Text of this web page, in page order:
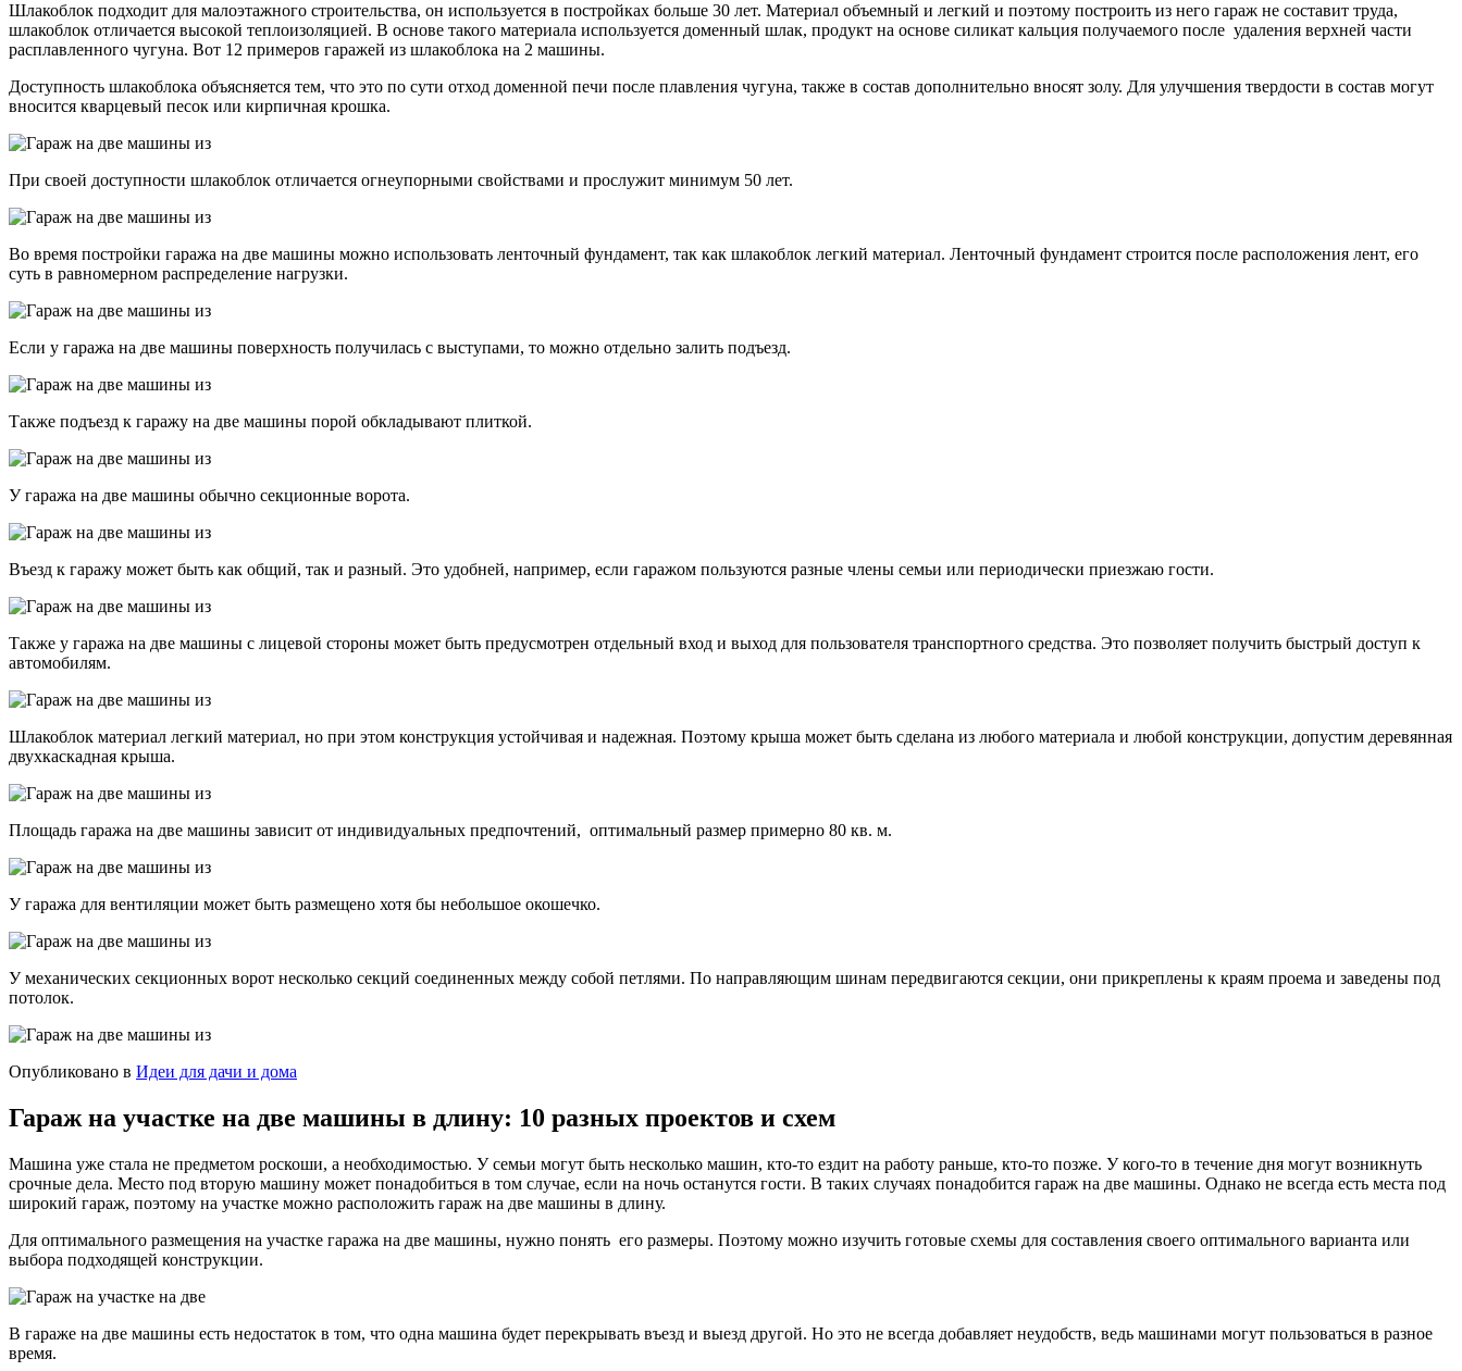
Шлакоблок подходит для малоэтажного строительства, он используется в постройках больше 30 лет. Материал объемный и легкий и поэтому построить из него гараж не составит труда,
шлакоблок отличается высокой теплоизоляцией. В основе такого материала используется доменный шлак, продукт на основе силикат кальция получаемого после удаления верхней части
расплавленного чугуна. Вот 12 примеров гаражей из шлакоблока на 2 машины.
Доступность шлакоблока объясняется тем, что это по сути отход доменной печи после плавления чугуна, также в состав дополнительно вносят золу. Для улучшения твердости в состав могут
вносится кварцевый песок или кирпичная крошка.
При своей доступности шлакоблок отличается огнеупорными свойствами и прослужит минимум 50 лет.
Во время постройки гаража на две машины можно использовать ленточный фундамент, так как шлакоблок легкий материал. Ленточный фундамент строится после расположения лент, его
суть в равномерном распределение нагрузки.
Если у гаража на две машины поверхность получилась с выступами, то можно отдельно залить подъезд.
Также подъезд к гаражу на две машины порой обкладывают плиткой.
У гаража на две машины обычно секционные ворота.
Въезд к гаражу может быть как общий, так и разный. Это удобней, например, если гаражом пользуются разные члены семьи или периодически приезжаю гости.
Также у гаража на две машины с лицевой стороны может быть предусмотрен отдельный вход и выход для пользователя транспортного средства. Это позволяет получить быстрый доступ к
автомобилям.
Шлакоблок материал легкий материал, но при этом конструкция устойчивая и надежная. Поэтому крыша может быть сделана из любого материала и любой конструкции, допустим деревянная
двухкаскадная крыша.
Площадь гаража на две машины зависит от индивидуальных предпочтений, оптимальный размер примерно 80 кв. м.
У гаража для вентиляции может быть размещено хотя бы небольшое окошечко.
У механических секционных ворот несколько секций соединенных между собой петлями. По направляющим шинам передвигаются секции, они прикреплены к краям проема и заведены под
потолок.
Опубликовано в Идеи для дачи и дома
Гараж на участке на две машины в длину: 10 разных проектов и схем
Машина уже стала не предметом роскоши, а необходимостью. У семьи могут быть несколько машин, кто-то ездит на работу раньше, кто-то позже. У кого-то в течение дня могут возникнуть
срочные дела. Место под вторую машину может понадобиться в том случае, если на ночь останутся гости. В таких случаях понадобится гараж на две машины. Однако не всегда есть места под
широкий гараж, поэтому на участке можно расположить гараж на две машины в длину.
Для оптимального размещения на участке гаража на две машины, нужно понять его размеры. Поэтому можно изучить готовые схемы для составления своего оптимального варианта или
выбора подходящей конструкции.
В гараже на две машины есть недостаток в том, что одна машина будет перекрывать въезд и выезд другой. Но это не всегда добавляет неудобств, ведь машинами могут пользоваться в разное
время.